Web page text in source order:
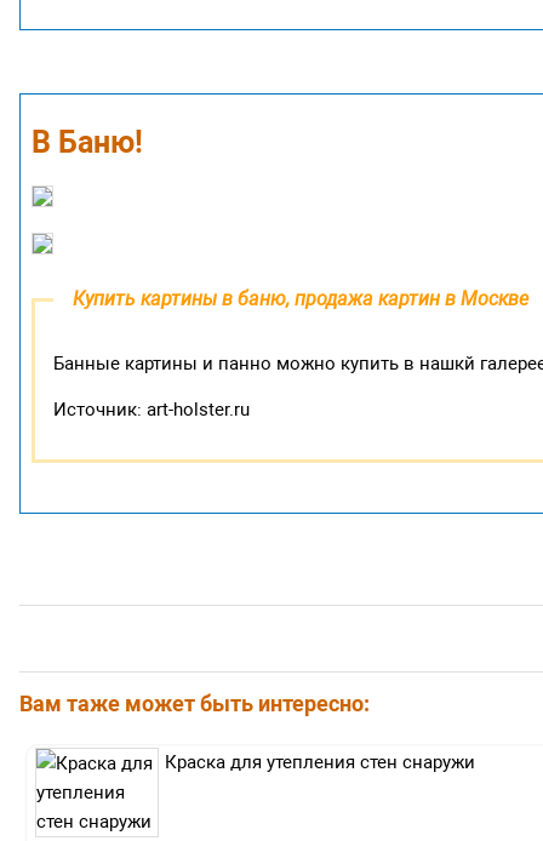
В Баню!
Купить картины в баню, продажа картин в Москве
Банные картины и панно можно купить в нашкй
Источник: art-holster.ru
Вам таже может быть интересно:
Краска для утепления стен снаружи